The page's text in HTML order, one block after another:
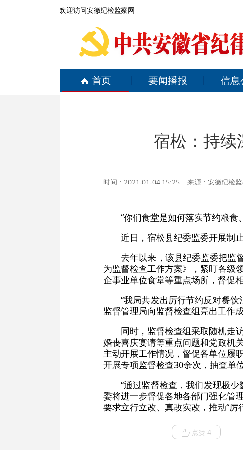
欢迎访问安徽纪检监察网
首页 要闻播报 信息
宿松：持
时间：2021-01-04 15:25 来源： 安徽纪检
“你们食堂是如何落实节约粮
近日，宿松县纪委监委开展制
去年以来，该县纪委监委把监
为监督检查工作方案》，紧盯各级
企事业单位食堂等重点场所，督促
“我局共发出厉行节约反对餐
监督管理局向监督检查组亮出工作成
同时，监督检查组采取随机走
婚丧喜庆宴请等重点问题和党政机
主动开展工作情况，督促各单位履
开展专项监督检查30余次，抽查单
“通过监督检查，我们发现极
委将进一步督促各地各部门强化管
要求立行立改、真改实改，推动“厉
点赞 4